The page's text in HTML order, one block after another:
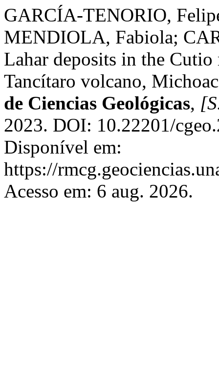
GARCÍA-TENORIO,
MENDIOLA, Fabiola;
Lahar deposits in the
Tancítaro volcano,
de Ciencias Geológicas,
2023. DOI: 10.22201/
Disponível em:
https://
Acesso em: 6 aug. 2026.